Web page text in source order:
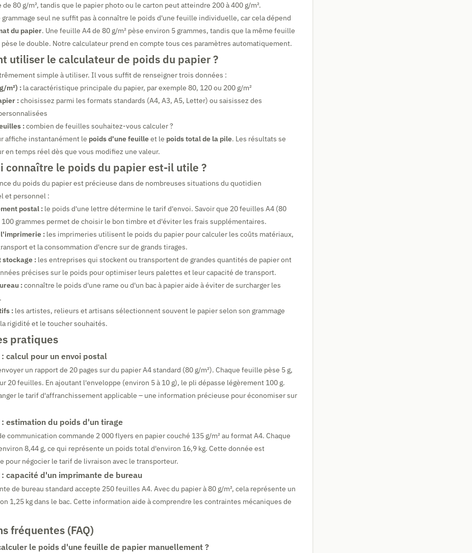
de 80 g/m², tandis que le papier photo ou le carton peut atteindre 200 à 400 g/m².
seul ne suffit pas à connaître le poids d'une feuille individuelle, car cela dépend
du papier. Une feuille A4 de 80 g/m² pèse environ 5 grammes, tandis que la même feuille
le double. Notre calculateur prend en compte tous ces paramètres automatiquement.
utiliser le calculateur de poids du papier ?
simple à utiliser. Il vous suffit de renseigner trois données :
m²) : la caractéristique principale du papier, par exemple 80, 120 ou 200 g/m²
:choisissez parmi les formats standards (A4, A3, A5, Letter) ou saisissez des
:combien de feuilles souhaitez-vous calculer ?
affiche instantanément le poids d'une feuilleet le poids total de la pile. Les résultats se
en temps réel dès que vous modifiez une valeur.
connaître le poids du papier est-il utile ?
du poids du papier est précieuse dans de nombreuses situations du quotidien
et personnel :
postal : le poids d'une lettre détermine le tarif d'envoi. Savoir que 20 feuilles A4 (80
100 grammes permet de choisir le bon timbre et d'éviter les frais supplémentaires.
: les imprimeries utilisent le poids du papier pour calculer les coûts matériaux,
et la consommation d'encre sur de grands tirages.
stockage : les entreprises qui stockent ou transportent de grandes quantités de papier ont
précises sur le poids pour optimiser leurs palettes et leur capacité de transport.
:connaître le poids d'une rame ou d'un bac à papier aide à éviter de surcharger les
: les artistes, relieurs et artisans sélectionnent souvent le papier selon son grammage
rigidité et le toucher souhaités.
pratiques
calcul pour un envoi postal
un rapport de 20 pages sur du papier A4 standard (80 g/m²). Chaque feuille pèse 5 g,
20 feuilles. En ajoutant l'enveloppe (environ 5 à 10 g), le pli dépasse légèrement 100 g.
le tarif d'affranchissement applicable – une information précieuse pour économiser sur
estimation du poids d'un tirage
communication commande 2 000 flyers en papier couché 135 g/m² au format A4. Chaque
8,44 g, ce qui représente un poids total d'environ 16,9 kg. Cette donnée est
pour négocier le tarif de livraison avec le transporteur.
capacité d'un imprimante de bureau
de bureau standard accepte 250 feuilles A4. Avec du papier à 80 g/m², cela représente un
1,25 kg dans le bac. Cette information aide à comprendre les contraintes mécaniques de
fréquentes (FAQ)
le poids d'une feuille de papier manuellement ?